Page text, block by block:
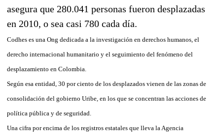
asegura que 280.041 personas fueron desplazadas
en 2010, o sea casi 780 cada día.
Codhes es una Ong dedicada a la investigación en derechos humanos, el
derecho internacional humanitario y el seguimiento del fenómeno del
desplazamiento en Colombia.
Según esa entidad, 30 por ciento de los desplazados vienen de las zonas de
consolidación del gobierno Uribe, en los que se concentran las acciones de
política pública y de seguridad.
Una cifra por encima de los registros estatales que lleva la Agencia